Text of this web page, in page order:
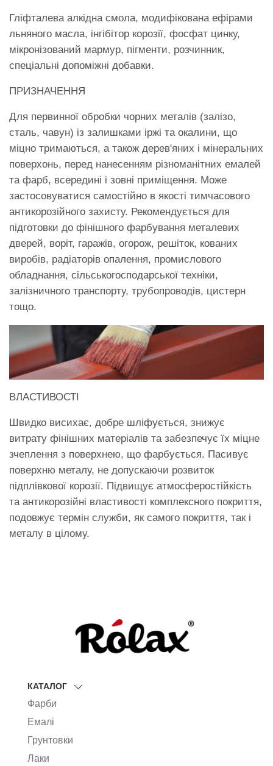
Гліфталева алкідна смола, модифікована ефірами
льняного масла, інгібітор корозії, фосфат цинку,
мікронізований мармур, пігменти, розчинник,
спеціальні допоміжні добавки.
ПРИЗНАЧЕННЯ
Для первинної обробки чорних металів (залізо,
сталь, чавун) із залишками іржі та окалини, що
міцно тримаються, а також дерев'яних і мінеральних
поверхонь, перед нанесенням різноманітних емалей
та фарб, всередині і зовні приміщення. Може
застосовуватися самостійно в якості тимчасового
антикорозійного захисту. Рекомендується для
підготовки до фінішного фарбування металевих
дверей, воріт, гаражів, огорож, решіток, кованих
виробів, радіаторів опалення, промислового
обладнання, сільськогосподарської техніки,
залізничного транспорту, трубопроводів, цистерн
тощо.
ВЛАСТИВОСТІ
Швидко висихає, добре шліфується, знижує
витрату фінішних матеріалів та забезпечує їх міцне
зчеплення з поверхнею, що фарбується. Пасивує
поверхню металу, не допускаючи розвиток
підплівкової корозії. Підвищує атмосферостійкість
та антикорозійні властивості комплексного покриття,
подовжує термін служби, як самого покриття, так і
металу в цілому.
КАТАЛОГ
Фарби
Емалі
Грунтовки
Лаки